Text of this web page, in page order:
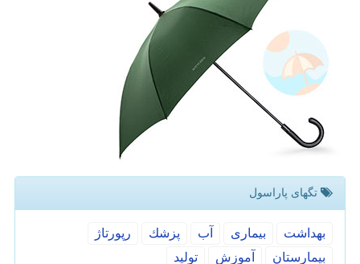
تگهای پاراسول
بهداشت بیماری آب پزشك
رپورتاژ
بیمارستان
آموزش تولید